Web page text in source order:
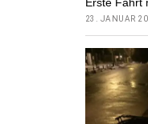
Erste Fahrt
23. JANUAR